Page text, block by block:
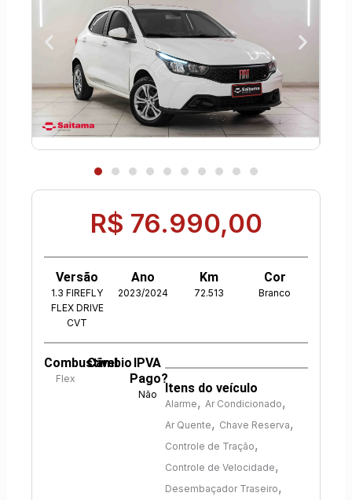
R$ 76.990,00
Versão
1.3 FIREFLY
FLEX DRIVE
CVT
Ano
2023/2024
Km
72.513
Cor
Branco
Combustível
Flex
Câmbio IPVA
Pago?
Não Itens do veículo
Alarme, Ar Condicionado,
Ar Quente, Chave Reserva,
Controle de Tração,
Controle de Velocidade,
Desembaçador Traseiro,